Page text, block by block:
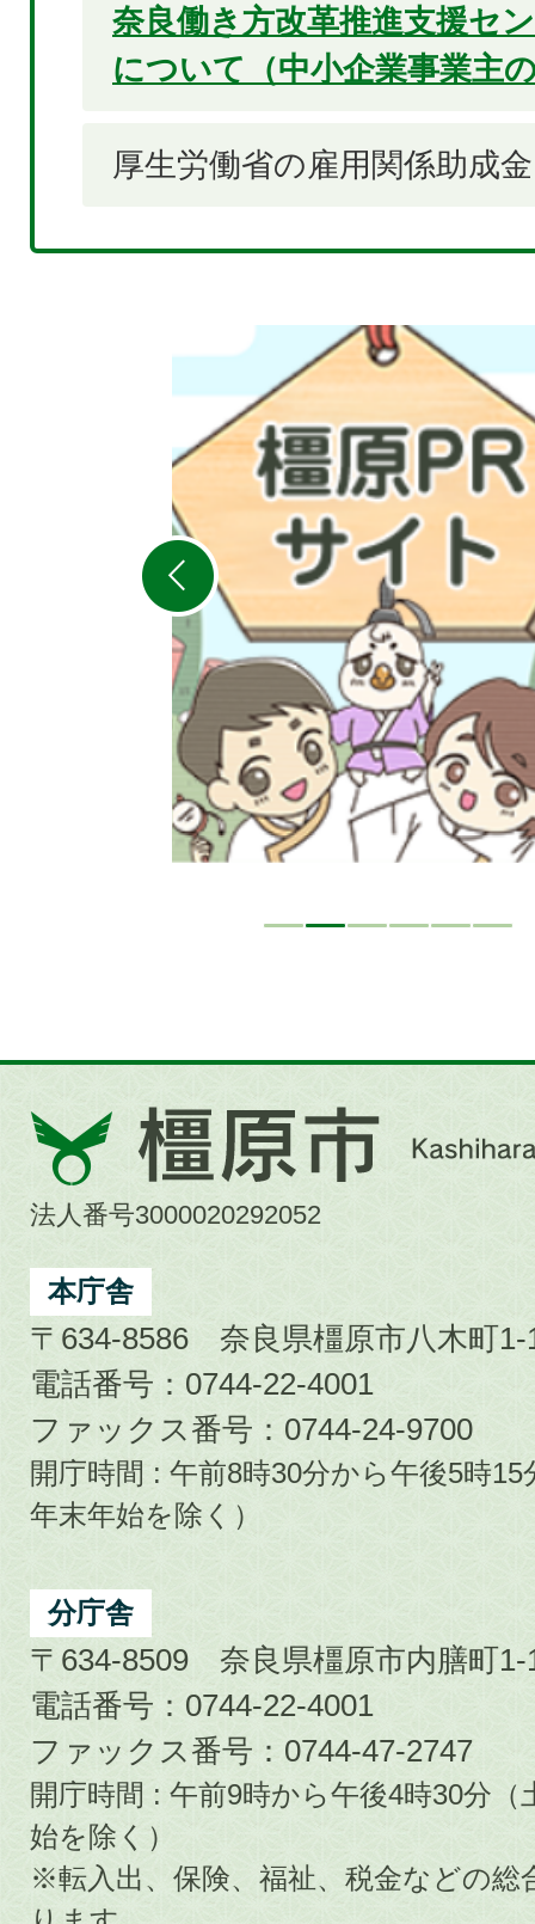
奈良働き方改革推進支援セ
について（中小企業事業主
厚生労働省の雇用関係助成
2
枚
目
ス
ラ
ド
橿
原
市
City
法人番号3000020292052
本庁舎
〒634-8586 奈良県橿原市八木町1-
電話番号：0744-22-4001
ファックス番号：0744-24-9700
開庁時間 : 午前8時30分から午後5時
年末年始を除く）
分庁舎
〒634-8509 奈良県橿原市内膳町1-
電話番号：0744-22-4001
ファックス番号：0744-47-2747
開庁時間 : 午前9時から午後4時30分（
始を除く）
※転入出、保険、福祉、税金などの総